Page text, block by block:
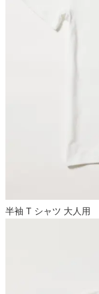
半袖 T シャツ 大人